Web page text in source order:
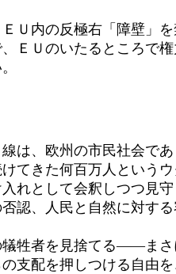
内の反極右「障壁」
ＥＵのいたるところで
、欧州の市民社会で
てきた何百万人という
れとして会釈しつつ見
、人民と自然に対す
牲者を見捨てる――まさ
配を押しつける自由を